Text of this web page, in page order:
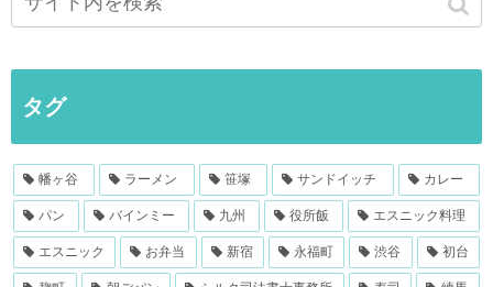
タグ
幡ヶ谷 ラーメン 笹塚 サンドイッチ カレー
パン バインミー 九州 役所飯 エスニック料理
エスニック お弁当 新宿 永福町 渋谷 初台